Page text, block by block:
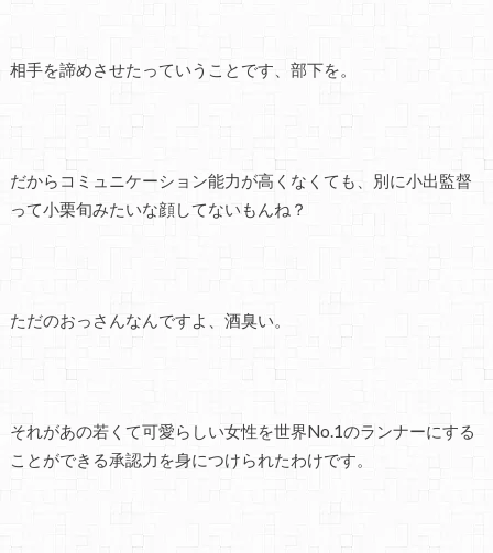
相手を諦めさせたっていうことです、部下を。
だからコミュニケーション能力が高くなくても、別に小出監督
って小栗旬みたいな顔してないもんね？
ただのおっさんなんですよ、酒臭い。
それがあの若くて可愛らしい女性を世界No.1のランナーにする
ことができる承認力を身につけられたわけです。